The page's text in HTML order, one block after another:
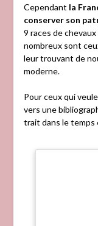
Cependant la
conserver son
9 races de
nombreux sont
leur trouvant de
moderne.
Pour ceux qui
vers une
trait dans le temps